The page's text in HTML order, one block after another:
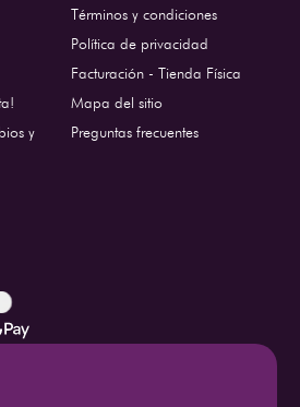
y
Términos y condiciones
Política de privacidad
Facturación - Tienda Física
Mapa del sitio
Preguntas frecuentes